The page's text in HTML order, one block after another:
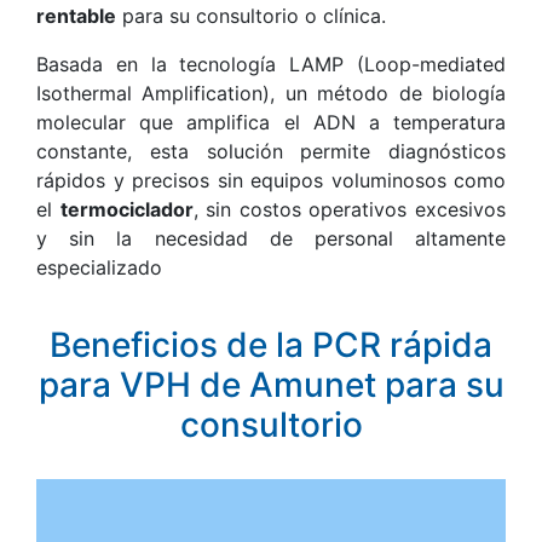
rentable para su consultorio o clínica.
Basada en la tecnología LAMP (Loop-mediated
Isothermal Amplification), un método de biología
molecular que amplifica el ADN a temperatura
constante, esta solución permite diagnósticos
rápidos y precisos sin equipos voluminosos como
el termociclador, sin costos operativos excesivos
y sin la necesidad de personal altamente
especializado
Beneficios de la PCR rápida
para VPH de Amunet para su
consultorio